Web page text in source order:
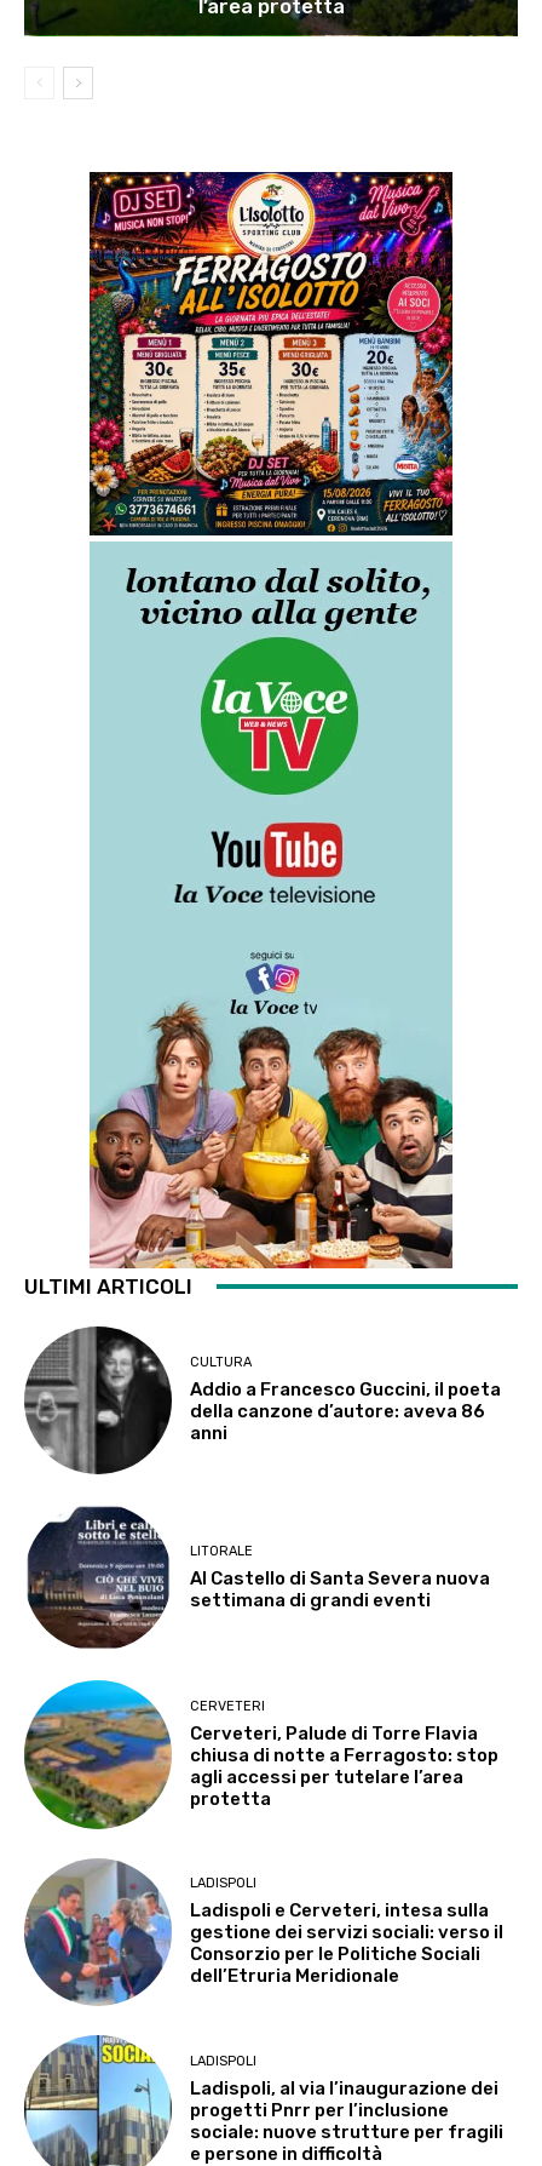
l’area protetta
ULTIMI ARTICOLI
CULTURA
Addio a Francesco Guccini, il poeta
della canzone d’autore: aveva 86
anni
LITORALE
Al Castello di Santa Severa nuova
settimana di grandi eventi
CERVETERI
Cerveteri, Palude di Torre Flavia
chiusa di notte a Ferragosto: stop
agli accessi per tutelare l’area
protetta
LADISPOLI
Ladispoli e Cerveteri, intesa sulla
gestione dei servizi sociali: verso il
Consorzio per le Politiche Sociali
dell’Etruria Meridionale
LADISPOLI
Ladispoli, al via l’inaugurazione dei
progetti Pnrr per l’inclusione
sociale: nuove strutture per fragili
e persone in difficoltà